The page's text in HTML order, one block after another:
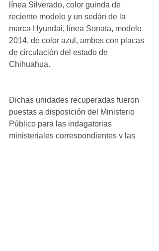
línea Silverado, color guinda de
reciente modelo y un sedán de la
marca Hyundai, línea Sonata, modelo
2014, de color azul, ambos con placas
de circulación del estado de
Chihuahua.
Dichas unidades recuperadas fueron
puestas a disposición del Ministerio
Público para las indagatorias
ministeriales correspondientes y las